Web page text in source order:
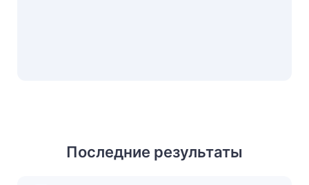
Последние результаты